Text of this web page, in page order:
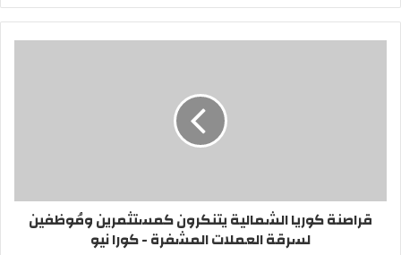
قراصنة كوريا الشمالية يتنكرون كمستثمرين ومُوظفين
لسرقة العملات المشفرة - كورا نيو